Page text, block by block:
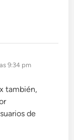
9:34 pm
también,
de